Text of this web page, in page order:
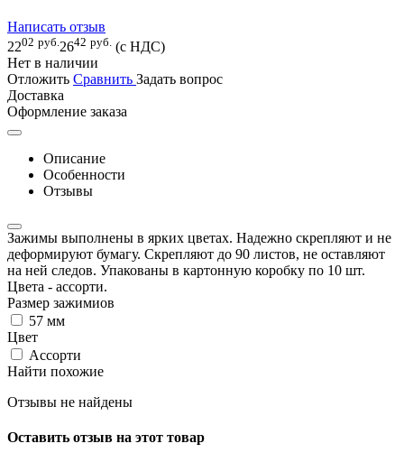
Написать отзыв
2202 руб. 2642 руб. (с НДС)
Нет в наличии
Отложить Сравнить Задать вопрос
Доставка
Оформление заказа
Описание
Особенности
Отзывы
Зажимы выполнены в ярких цветах. Надежно скрепляют и не
деформируют бумагу. Скрепляют до 90 листов, не оставляют
на ней следов. Упакованы в картонную коробку по 10 шт.
Цвета - ассорти.
Размер зажимиов
57 мм
Цвет
Ассорти
Найти похожие
Отзывы не найдены
Оставить отзыв на этот товар